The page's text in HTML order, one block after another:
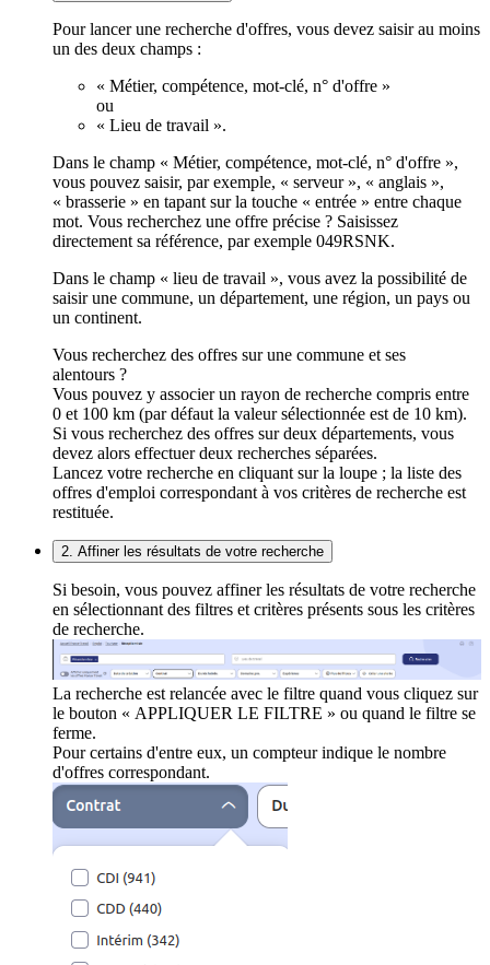
Pour lancer une recherche d'offres, vous devez saisir au moins
un des deux champs :
« Métier, compétence, mot-clé, n° d'offre »
ou
« Lieu de travail ».
Dans le champ « Métier, compétence, mot-clé, n° d'offre »,
vous pouvez saisir, par exemple, « serveur », « anglais »,
« brasserie » en tapant sur la touche « entrée » entre chaque
mot. Vous recherchez une offre précise ? Saisissez
directement sa référence, par exemple 049RSNK.
Dans le champ « lieu de travail », vous avez la possibilité de
saisir une commune, un département, une région, un pays ou
un continent.
Vous recherchez des offres sur une commune et ses
alentours ?
Vous pouvez y associer un rayon de recherche compris entre
0 et 100 km (par défaut la valeur sélectionnée est de 10 km).
Si vous recherchez des offres sur deux départements, vous
devez alors effectuer deux recherches séparées.
Lancez votre recherche en cliquant sur la loupe ; la liste des
offres d'emploi correspondant à vos critères de recherche est
restituée.
2. Affiner les résultats de votre recherche
Si besoin, vous pouvez affiner les résultats de votre recherche
en sélectionnant des filtres et critères présents sous les critères
de recherche.
La recherche est relancée avec le filtre quand vous cliquez sur
le bouton « APPLIQUER LE FILTRE » ou quand le filtre se
ferme.
Pour certains d'entre eux, un compteur indique le nombre
d'offres correspondant.